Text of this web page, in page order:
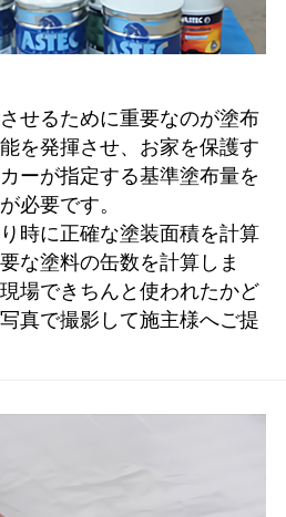
せるために重要なのが塗布
を発揮させ、お家を保護す
ーが指定する基準塗布量を
必要です。
時に正確な塗装面積を計算
な塗料の缶数を計算しま
場できちんと使われたかど
真で撮影して施主様へご提